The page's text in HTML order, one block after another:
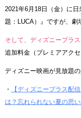
2021年6月18日（金）に
題：LUCA）』ですが、劇
そして、ディズニープラ
追加料金（プレミアアク
ディズニー映画が見放題の
・
【ディズニープラス配
は？忘れられない夏の思